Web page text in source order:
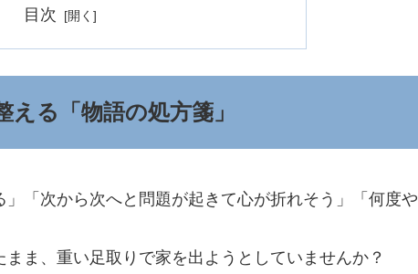
目次
る「物語の処方箋」
」「次から次へと問題が起きて心が折れそう」「何度や
ま、重い足取りで家を出ようとしていませんか？